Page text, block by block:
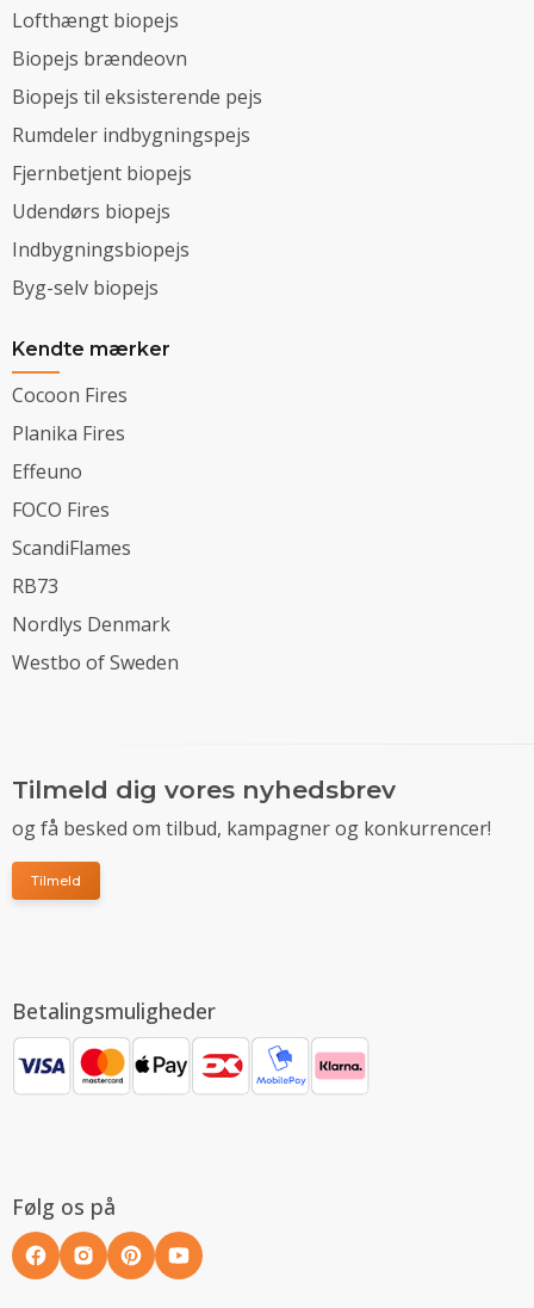
Lofthængt biopejs
Biopejs brændeovn
Biopejs til eksisterende pejs
Rumdeler indbygningspejs
Fjernbetjent biopejs
Udendørs biopejs
Indbygningsbiopejs
Byg-selv biopejs
Kendte mærker
Cocoon Fires
Planika Fires
Effeuno
FOCO Fires
ScandiFlames
RB73
Nordlys Denmark
Westbo of Sweden
Tilmeld dig vores nyhedsbrev
og få besked om tilbud, kampagner og konkurrencer!
Tilmeld
Betalingsmuligheder
Følg os på